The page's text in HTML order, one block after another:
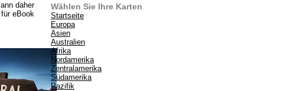
daher
eBook
Wählen Sie Ihre Karten
Startseite
Europa
Asien
Australien
Afrika
Nordamerika
Zentralamerika
Südamerika
Pazifik